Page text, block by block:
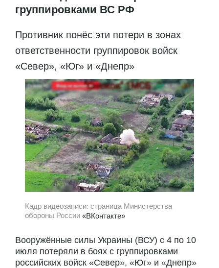
группировками ВС РФ
Противник понёс эти потери в зонах
ответственности группировок войск
«Север», «Юг» и «Днепр»
Кадр видеозаписи: страница Министерства
обороны России «ВКонтакте»
Вооружённые силы Украины (ВСУ) с 4 по 10
июля потеряли в боях с группировками
российских войск «Север», «Юг» и «Днепр»